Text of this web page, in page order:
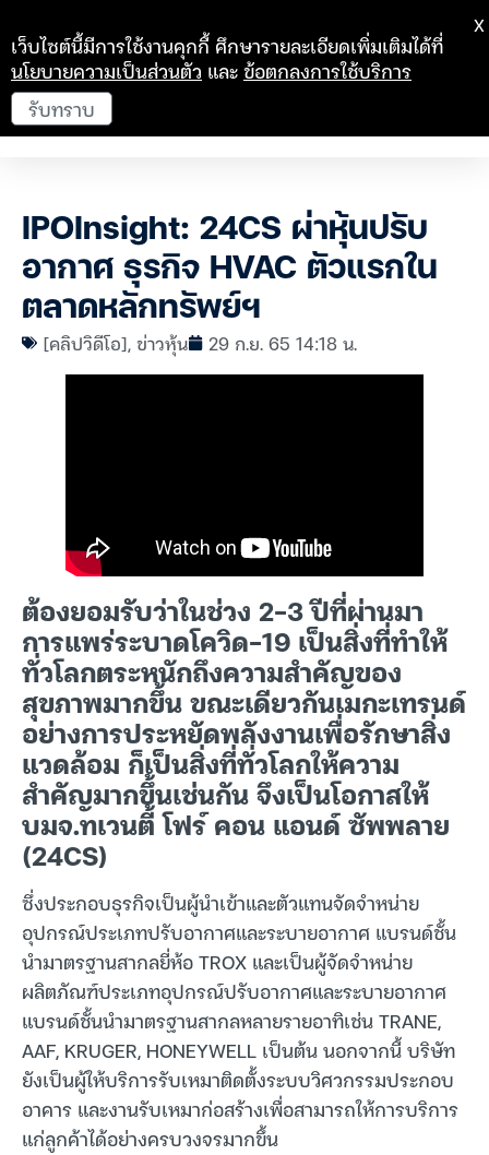
IPOInsight: 24CS ผ่าหุ้นปรับ
อากาศ ธุรกิจ HVAC ตัวแรกใน
ตลาดหลักทรัพย์ฯ
[คลิปวิดีโอ],ข่าวหุ้น 29 ก.ย. 65 14:18 น.
ต้องยอมรับว่าในช่วง 2-3 ปีที่ผ่านมา
การแพร่ระบาดโควิด-19 เป็นสิ่งที่ทำให้
ทั่วโลกตระหนักถึงความสำคัญของ
สุขภาพมากขึ้น ขณะเดียวกันเมกะเทรนด์
อย่างการประหยัดพลังงานเพื่อรักษาสิ่ง
แวดล้อม ก็เป็นสิ่งที่ทั่วโลกให้ความ
สำคัญมากขึ้นเช่นกัน จึงเป็นโอกาสให้
บมจ.ทเวนตี้ โฟร์ คอน แอนด์ ซัพพลาย
(24CS)
ซึ่งประกอบธุรกิจเป็นผู้นำเข้าและตัวแทนจัดจำหน่าย
อุปกรณ์ประเภทปรับอากาศและระบายอากาศ แบรนด์ชั้น
นำมาตรฐานสากลยี่ห้อ TROX และเป็นผู้จัดจำหน่าย
ผลิตภัณฑ์ประเภทอุปกรณ์ปรับอากาศและระบายอากาศ
แบรนด์ชั้นนำมาตรฐานสากลหลายรายอาทิเช่น TRANE,
AAF, KRUGER, HONEYWELL เป็นต้น นอกจากนี้ บริษัท
ยังเป็นผู้ให้บริการรับเหมาติดตั้งระบบวิศวกรรมประกอบ
อาคาร และงานรับเหมาก่อสร้างเพื่อสามารถให้การบริการ
แก่ลูกค้าได้อย่างครบวงจรมากขึ้น
เว็บไซต์นี้มีการใช้งานคุกกี้ ศึกษารายละเอียดเพิ่มเติมได้ที่
นโยบายความเป็นส่วนตัว และข้อตกลงการใช้บริการ
รับทราบ
X